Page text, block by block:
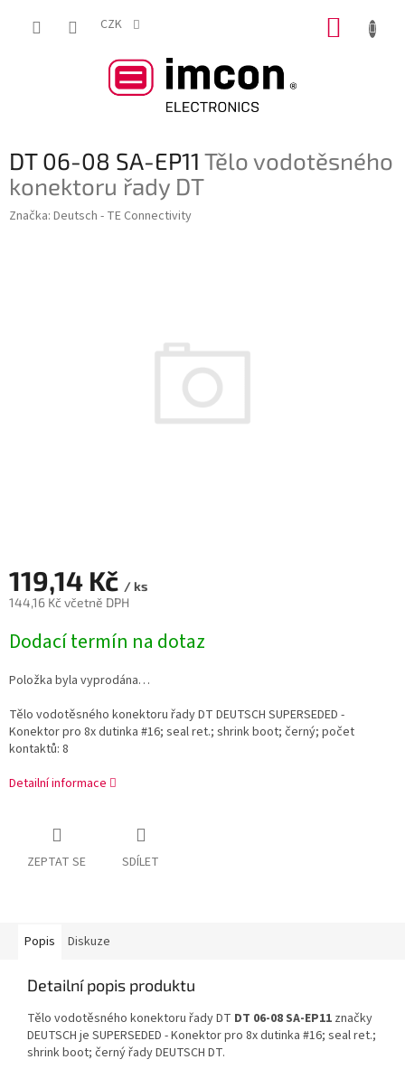
CZK
DT 06-08 SA-EP11 Tělo vodotěsného
konektoru řady DT
Značka: Deutsch - TE Connectivity
119,14 Kč / ks
144,16 Kč včetně DPH
cena:
Dodací termín na dotaz
Položka byla vyprodána…
Tělo vodotěsného konektoru řady DT DEUTSCH SUPERSEDED -
Konektor pro 8x dutinka #16; seal ret.; shrink boot; černý; počet
kontaktů: 8
Detailní informace
ZEPTAT SE SDÍLET
Popis Diskuze
Detailní popis produktu
Tělo vodotěsného konektoru řady DT DT 06-08 SA-EP11 značky
DEUTSCH je SUPERSEDED - Konektor pro 8x dutinka #16; seal ret.;
shrink boot; černý řady DEUTSCH DT.